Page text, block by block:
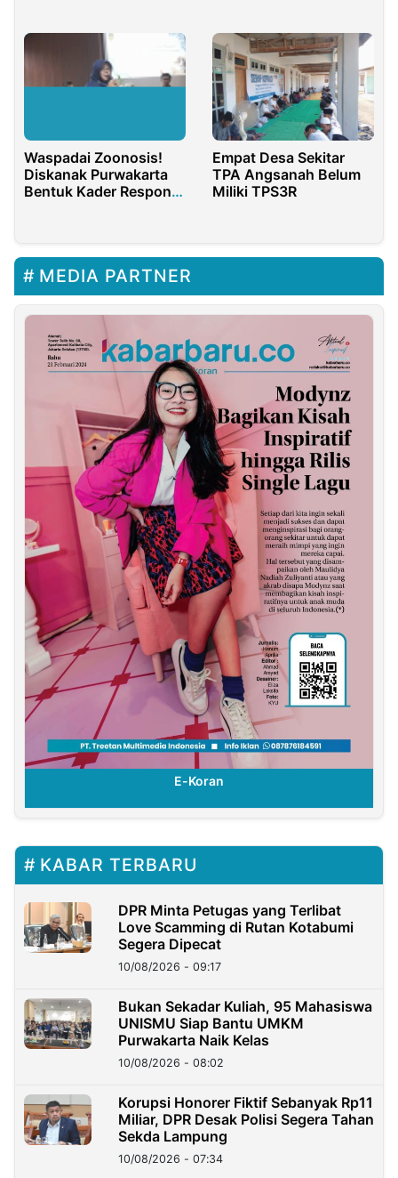
Waspadai Zoonosis!
Diskanak Purwakarta
Bentuk Kader Respons
Empat Desa Sekitar
TPA Angsanah Belum
Miliki TPS3R
MEDIA PARTNER
E-Koran
KABAR TERBARU
DPR Minta Petugas yang Terlibat
Love Scamming di Rutan Kotabumi
Segera Dipecat
10/08/2026 - 09:17
Bukan Sekadar Kuliah, 95 Mahasiswa
UNISMU Siap Bantu UMKM
Purwakarta Naik Kelas
10/08/2026 - 08:02
Korupsi Honorer Fiktif Sebanyak Rp11
Miliar, DPR Desak Polisi Segera Tahan
Sekda Lampung
10/08/2026 - 07:34